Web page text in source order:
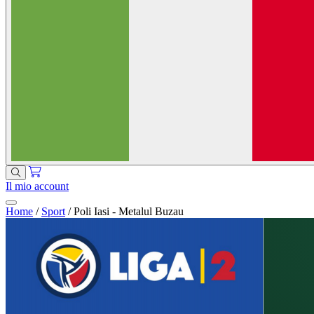
Il mio account
Home / Sport / Poli Iasi - Metalul Buzau